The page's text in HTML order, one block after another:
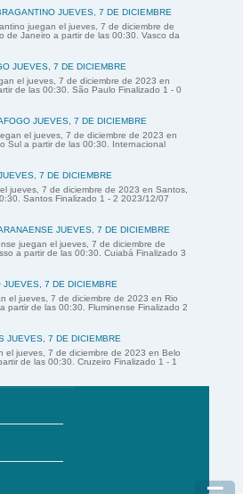
JUEVES, 7 DE DICIEMBRE
juegan el jueves, 7 de diciembre de
de Janeiro a partir de las 00:30. Vasco da
JUEVES, 7 DE DICIEMBRE
el jueves, 7 de diciembre de 2023 en
de las 00:30. São Paulo Finalizado 1 - 0
JUEVES, 7 DE DICIEMBRE
el jueves, 7 de diciembre de 2023 en
Sul a partir de las 00:30. Internacional
7 DE DICIEMBRE
jueves, 7 de diciembre de 2023 en Santos,
Santos Finalizado 1 - 2 2023/12/07
JUEVES, 7 DE DICIEMBRE
juegan el jueves, 7 de diciembre de
a partir de las 00:30. Cuiabá Finalizado 3
7 DE DICIEMBRE
el jueves, 7 de diciembre de 2023 en Rio
partir de las 00:30. Fluminense Finalizado 2
JUEVES, 7 DE DICIEMBRE
el jueves, 7 de diciembre de 2023 en Belo
de las 00:30. Cruzeiro Finalizado 1 - 1